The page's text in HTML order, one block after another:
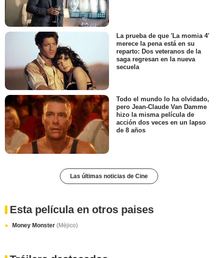
La prueba de que 'La momia 4'
merece la pena está en su
reparto: Dos veteranos de la
saga regresan en la nueva
secuela
Todo el mundo lo ha olvidado,
pero Jean-Claude Van Damme
hizo la misma película de
acción dos veces en un lapso
de 8 años
Las últimas noticias de Cine
Esta película en otros paises
Money Monster (Méjico)